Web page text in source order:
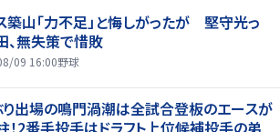
築山「力不足」と悔しがったが 堅守光っ
、無失策で惜敗
09 16:00野球
出場の鳴門渦潮は全試合登板のエースが
！2番手投手はドラフト上位候補投手の弟